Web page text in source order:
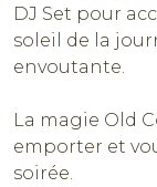
DJ Set pour
soleil de la
envoutante.
La magie Old
emporter et
soirée.